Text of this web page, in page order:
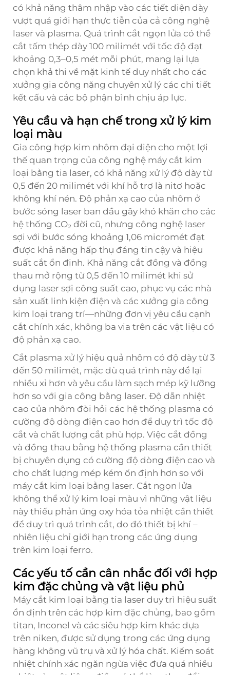
có khả năng thâm nhập vào các tiết diện dày
vượt quá giới hạn thực tiễn của cả công nghệ
laser và plasma. Quá trình cắt ngọn lửa có thể
cắt tấm thép dày 100 milimét với tốc độ đạt
khoảng 0,3–0,5 mét mỗi phút, mang lại lựa
chọn khả thi về mặt kinh tế duy nhất cho các
xưởng gia công nặng chuyên xử lý các chi tiết
kết cấu và các bộ phận bình chịu áp lực.
Yêu cầu và hạn chế trong xử lý kim
loại màu
Gia công hợp kim nhôm đại diện cho một lợi
thế quan trọng của công nghệ máy cắt kim
loại bằng tia laser, có khả năng xử lý độ dày từ
0,5 đến 20 milimét với khí hỗ trợ là nitơ hoặc
không khí nén. Độ phản xạ cao của nhôm ở
bước sóng laser ban đầu gây khó khăn cho các
hệ thống CO₂ đời cũ, nhưng công nghệ laser
sợi với bước sóng khoảng 1,06 micromét đạt
được khả năng hấp thụ đáng tin cậy và hiệu
suất cắt ổn định. Khả năng cắt đồng và đồng
thau mở rộng từ 0,5 đến 10 milimét khi sử
dụng laser sợi công suất cao, phục vụ các nhà
sản xuất linh kiện điện và các xưởng gia công
kim loại trang trí—những đơn vị yêu cầu cạnh
cắt chính xác, không ba via trên các vật liệu có
độ phản xạ cao.
Cắt plasma xử lý hiệu quả nhôm có độ dày từ 3
đến 50 milimét, mặc dù quá trình này để lại
nhiều xỉ hơn và yêu cầu làm sạch mép kỹ lưỡng
hơn so với gia công bằng laser. Độ dẫn nhiệt
cao của nhôm đòi hỏi các hệ thống plasma có
cường độ dòng điện cao hơn để duy trì tốc độ
cắt và chất lượng cắt phù hợp. Việc cắt đồng
và đồng thau bằng hệ thống plasma cần thiết
bị chuyên dụng có cường độ dòng điện cao và
cho chất lượng mép kém ổn định hơn so với
máy cắt kim loại bằng laser. Cắt ngọn lửa
không thể xử lý kim loại màu vì những vật liệu
này thiếu phản ứng oxy hóa tỏa nhiệt cần thiết
để duy trì quá trình cắt, do đó thiết bị khí –
nhiên liệu chỉ giới hạn trong các ứng dụng
trên kim loại ferro.
Các yếu tố cần cân nhắc đối với hợp
kim đặc chủng và vật liệu phủ
Máy cắt kim loại bằng tia laser duy trì hiệu suất
ổn định trên các hợp kim đặc chủng, bao gồm
titan, Inconel và các siêu hợp kim khác dựa
trên niken, được sử dụng trong các ứng dụng
hàng không vũ trụ và xử lý hóa chất. Kiểm soát
nhiệt chính xác ngăn ngừa việc đưa quá nhiều